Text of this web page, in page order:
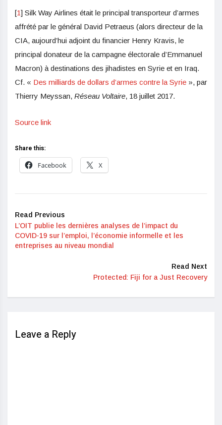
[1] Silk Way Airlines était le principal transporteur d’armes
affrété par le général David Petraeus (alors directeur de la
CIA, aujourd’hui adjoint du financier Henry Kravis, le
principal donateur de la campagne électorale d’Emmanuel
Macron) à destinations des jihadistes en Syrie et en Iraq.
Cf. « Des milliards de dollars d’armes contre la Syrie », par
Thierry Meyssan, Réseau Voltaire, 18 juillet 2017.
Source link
Share this:
Facebook
X
Read Previous
L’OIT publie les dernières analyses de l’impact du
COVID-19 sur l’emploi, l’économie informelle et les
entreprises au niveau mondial
Read Next
Protected: Fiji for a Just Recovery
Leave a Reply